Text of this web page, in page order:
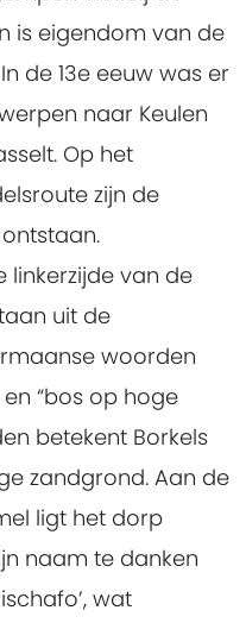
is eigendom van de
de 13e eeuw was er
naar Keulen
Op het
zijn de
linkerzijde van de
uit de
woorden
en “bos op hoge
betekent Borkels
zandgrond. Aan de
ligt het dorp
naam te danken
wat